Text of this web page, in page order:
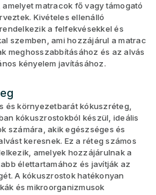
amelyet matracok fő vagy támogató
Kivételes ellenálló
a felfekvésekkel és
szemben, ami hozzájárul a matrac
meghosszabbításához és az alvás
kényelem javításához.
és környezetbarát kókuszréteg,
kókuszrostokból készül, ideális
számára, akik egészséges és
keresnek. Ez a réteg számos
amelyek hozzájárulnak a
élettartamához és javítják az
A kókuszrostok hatékonyan
és mikroorganizmusok